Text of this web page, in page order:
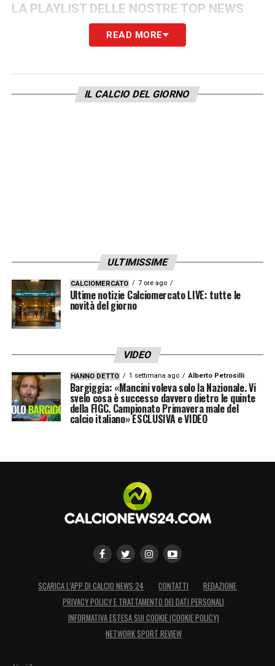
LA PLAYLIST DELLE NOSTRE TOP NEWS
READ MORE
IL CALCIO DEL GIORNO
ULTIMISSIME
CALCIOMERCATO 7 ore ago
Ultime notizie Calciomercato LIVE: tutte le
novità del giorno
VIDEO
HANNO DETTO 1 settimana ago Alberto Petrosilli
Bargiggia: «Mancini voleva solo la Nazionale. Vi
svelo cosa è successo davvero dietro le quinte
della FIGC. Campionato Primavera male del
calcio italiano» ESCLUSIVA e VIDEO
SCARICA L’APP DI CALCIO NEWS 24 CONTATTI
REDAZIONE
PRIVACY POLICY E TRATTAMENTO DEI DATI PERSONALI
INFORMATIVA ESTESA SUI COOKIE (COOKIE POLICY)
NETWORK SPORT REVIEW